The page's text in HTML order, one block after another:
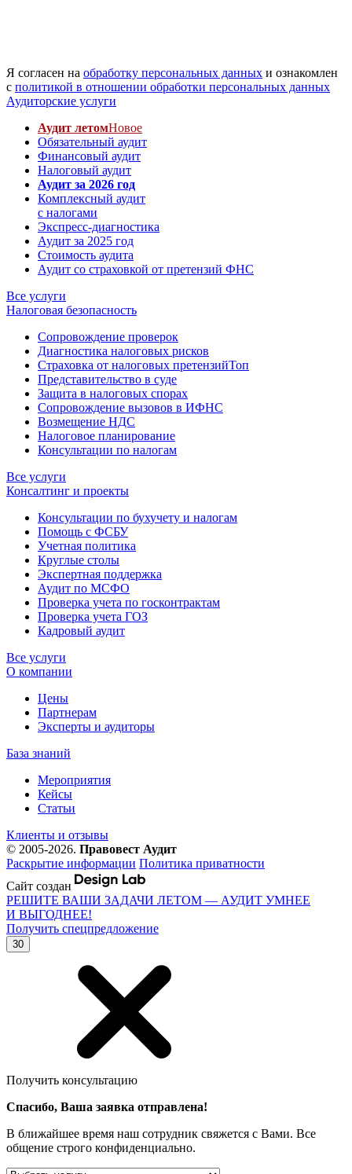
Я согласен на обработку персональных данных и ознакомлен
с политикой в отношении обработки персональных данных
Аудиторские услуги
Аудит летомНовое
Обязательный аудит
Финансовый аудит
Налоговый аудит
Аудит за 2026 год
Комплексный аудит
с налогами
Экспресс-диагностика
Аудит за 2025 год
Стоимость аудита
Аудит со страховкой от претензий ФНС
Все услуги
Налоговая безопасность
Сопровождение проверок
Диагностика налоговых рисков
Страховка от налоговых претензийТоп
Представительство в суде
Защита в налоговых спорах
Сопровождение вызовов в ИФНС
Возмещение НДС
Налоговое планирование
Консультации по налогам
Все услуги
Консалтинг и проекты
Консультации по бухучету и налогам
Помощь с ФСБУ
Учетная политика
Круглые столы
Экспертная поддержка
Аудит по МСФО
Проверка учета по госконтрактам
Проверка учета ГОЗ
Кадровый аудит
Все услуги
О компании
Цены
Партнерам
Эксперты и аудиторы
База знаний
Мероприятия
Кейсы
Статьи
Клиенты и отзывы
© 2005-2026. Правовест Аудит
Раскрытие информации Политика приватности
Сайт создан
РЕШИТЕ ВАШИ ЗАДАЧИ ЛЕТОМ — АУДИТ УМНЕЕ
И ВЫГОДНЕЕ!
Получить спецпредложение
30
Получить консультацию
Спасибо, Ваша заявка отправлена!
В ближайшее время наш сотрудник свяжется с Вами. Все
общение строго конфиденциально.